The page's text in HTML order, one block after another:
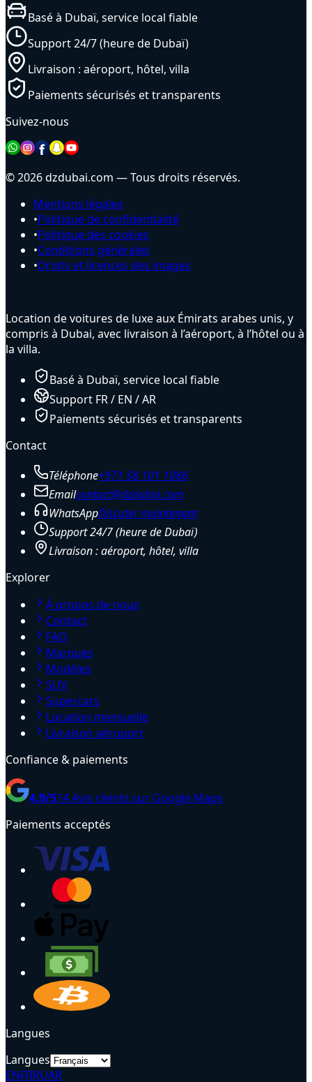
Basé à Dubaï, service local fiable
Support 24/7 (heure de Dubaï)
Livraison : aéroport, hôtel, villa
Paiements sécurisés et transparents
Suivez-nous
© 2026 dzdubai.com — Tous droits réservés.
Mentions légales
•Politique de confidentialité
•Politique des cookies
•Conditions générales
•Droits et licences des images
Location de voitures de luxe aux Émirats arabes unis, y
compris à Dubai, avec livraison à l’aéroport, à l’hôtel ou à
la villa.
Basé à Dubaï, service local fiable
Support FR / EN / AR
Paiements sécurisés et transparents
Contact
Téléphone+971 58 101 1086
Emailcontact@dzdubai.com
WhatsAppDiscuter maintenant
Support 24/7 (heure de Dubaï)
Livraison : aéroport, hôtel, villa
Explorer
À propos de nous
Contact
FAQ
Marques
Modèles
SUV
Supercars
Location mensuelle
Livraison aéroport
Confiance & paiements
4.9/514Avis clients sur Google Maps
Paiements acceptés
Langues
Langues
ENFRRUAR